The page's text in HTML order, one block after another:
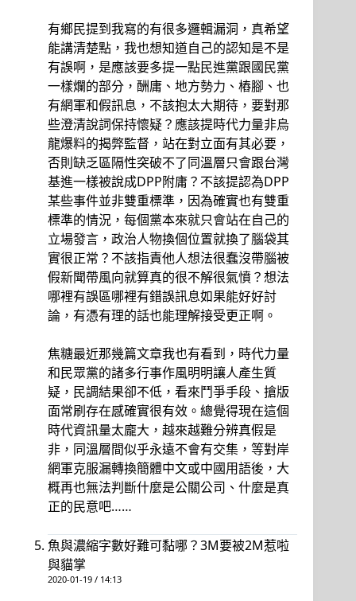
有鄉民提到我寫的有很多邏輯漏洞，真希望
能講清楚點，我也想知道自己的認知是不是
有誤啊，是應該要多提一點民進黨跟國民黨
一樣爛的部分，酬庸、地方勢力、樁腳、也
有網軍和假訊息，不該抱太大期待，要對那
些澄清說詞保持懷疑？應該提時代力量非烏
龍爆料的揭弊監督，站在對立面有其必要，
否則缺乏區隔性突破不了同溫層只會跟台灣
基進一樣被說成DPP附庸？不該提認為DPP
某些事件並非雙重標準，因為確實也有雙重
標準的情況，每個黨本來就只會站在自己的
立場發言，政治人物換個位置就換了腦袋其
實很正常？不該指責他人想法很蠢沒帶腦被
假新聞帶風向就算真的很不解很氣憤？想法
哪裡有誤區哪裡有錯誤訊息如果能好好討
論，有憑有理的話也能理解接受更正啊。
焦糖最近那幾篇文章我也有看到，時代力量
和民眾黨的諸多行事作風明明讓人產生質
疑，民調結果卻不低，看來鬥爭手段、搶版
面常刷存在感確實很有效。總覺得現在這個
時代資訊量太龐大，越來越難分辨真假是
非，同溫層間似乎永遠不會有交集，等對岸
網軍克服漏轉換簡體中文或中國用語後，大
概再也無法判斷什麼是公關公司、什麼是真
正的民意吧……
魚與濃縮字數好難可黏哪？3M要被2M惹啦
與貓掌
2020-01-19 / 14:13